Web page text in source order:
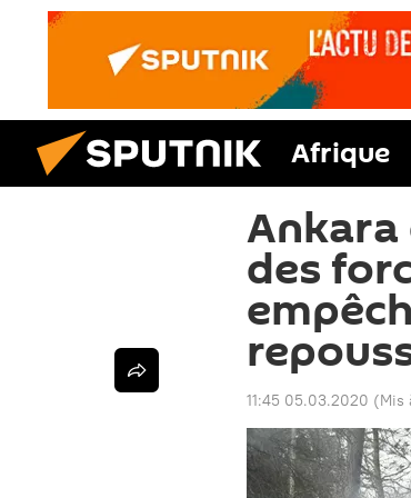
Afrique
des
11:45 05.03.2020 (Mis